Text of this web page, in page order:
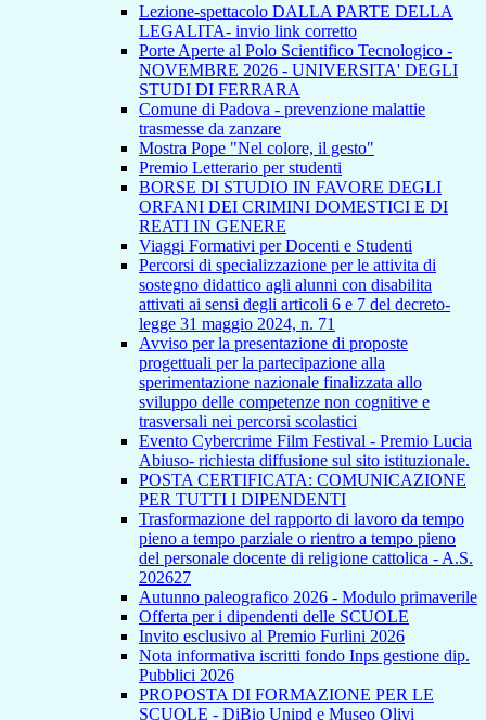
Lezione-spettacolo DALLA PARTE DELLA
LEGALITA- invio link corretto
Porte Aperte al Polo Scientifico Tecnologico -
NOVEMBRE 2026 - UNIVERSITA' DEGLI
STUDI DI FERRARA
Comune di Padova - prevenzione malattie
trasmesse da zanzare
Mostra Pope "Nel colore, il gesto"
Premio Letterario per studenti
BORSE DI STUDIO IN FAVORE DEGLI
ORFANI DEI CRIMINI DOMESTICI E DI
REATI IN GENERE
Viaggi Formativi per Docenti e Studenti
Percorsi di specializzazione per le attivita di
sostegno didattico agli alunni con disabilita
attivati ai sensi degli articoli 6 e 7 del decreto-
legge 31 maggio 2024, n. 71
Avviso per la presentazione di proposte
progettuali per la partecipazione alla
sperimentazione nazionale finalizzata allo
sviluppo delle competenze non cognitive e
trasversali nei percorsi scolastici
Evento Cybercrime Film Festival - Premio Lucia
Abiuso- richiesta diffusione sul sito istituzionale.
POSTA CERTIFICATA: COMUNICAZIONE
PER TUTTI I DIPENDENTI
Trasformazione del rapporto di lavoro da tempo
pieno a tempo parziale o rientro a tempo pieno
del personale docente di religione cattolica - A.S.
202627
Autunno paleografico 2026 - Modulo primaverile
Offerta per i dipendenti delle SCUOLE
Invito esclusivo al Premio Furlini 2026
Nota informativa iscritti fondo Inps gestione dip.
Pubblici 2026
PROPOSTA DI FORMAZIONE PER LE
SCUOLE - DiBio Unipd e Museo Olivi